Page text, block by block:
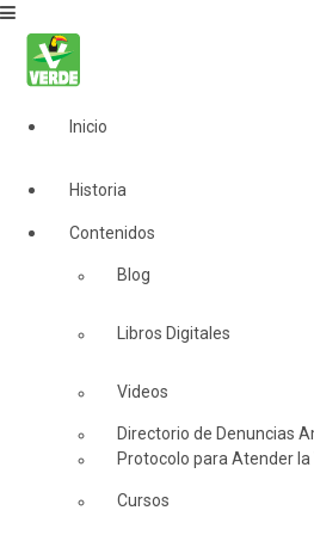
Inicio
Historia
Contenidos
Blog
Libros Digitales
Videos
Directorio de Denuncias
Protocolo para Atender
Cursos